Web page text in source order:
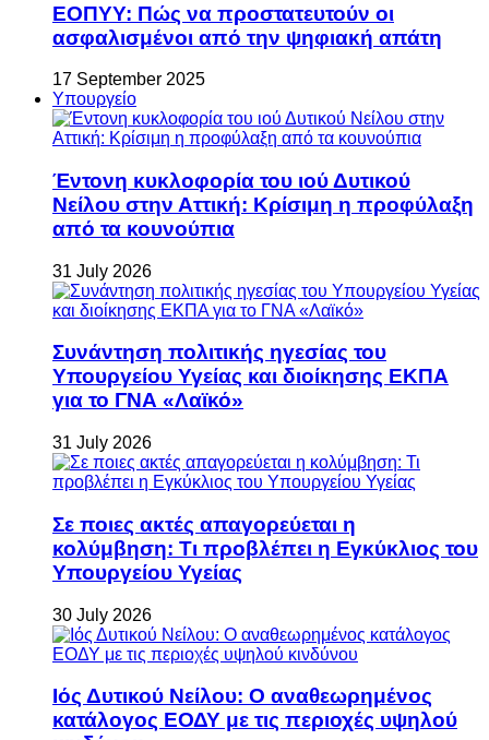
ΕΟΠΥΥ: Πώς να προστατευτούν οι
ασφαλισμένοι από την ψηφιακή απάτη
17 September 2025
Υπουργείο
Έντονη κυκλοφορία του ιού Δυτικού
Νείλου στην Αττική: Κρίσιμη η προφύλαξη
από τα κουνούπια
31 July 2026
Συνάντηση πολιτικής ηγεσίας του
Υπουργείου Υγείας και διοίκησης ΕΚΠΑ
για το ΓΝΑ «Λαϊκό»
31 July 2026
Σε ποιες ακτές απαγορεύεται η
κολύμβηση: Τι προβλέπει η Εγκύκλιος του
Υπουργείου Υγείας
30 July 2026
Ιός Δυτικού Νείλου: Ο αναθεωρημένος
κατάλογος ΕΟΔΥ με τις περιοχές υψηλού